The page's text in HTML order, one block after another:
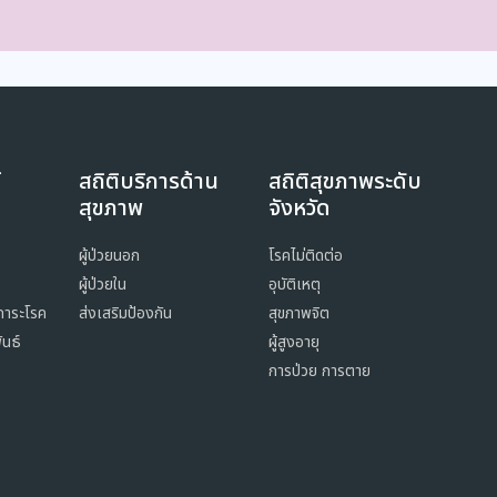
ระโรค
ธ์
สถิติบริการด้าน
สุขภาพ
ผู้ป่วยนอก
ผู้ป่วยใน
ส่งเสริมป้องกัน
สถิติสุขภาพระดับ
จังหวัด
โรคไม่ติดต่อ
อุบัติเหตุ
สุขภาพจิต
ผู้สูงอายุ
การป่วย การตาย